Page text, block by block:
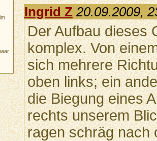
Ingrid Z 20.09.2009,
Der Aufbau dieses
komplex. Von
sich mehrere
oben links; ein
die Biegung eines
rechts unserem
ragen schräg nach